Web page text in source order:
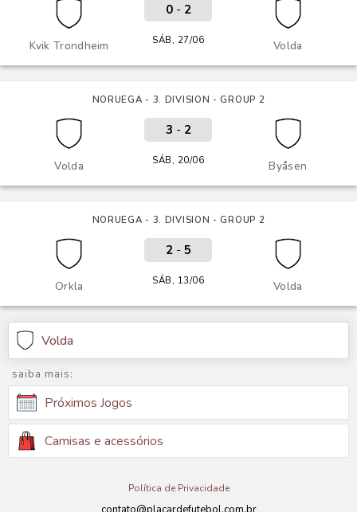
Kvik Trondheim Volda
0- 2
SÁB, 27/06
NORUEGA - 3. DIVISION - GROUP 2
Volda Byåsen
3 - 2
SÁB, 20/06
NORUEGA - 3. DIVISION - GROUP 2
Orkla Volda
2- 5
SÁB, 13/06
Volda
saiba mais:
Próximos Jogos
Camisas e acessórios
Política de Privacidade